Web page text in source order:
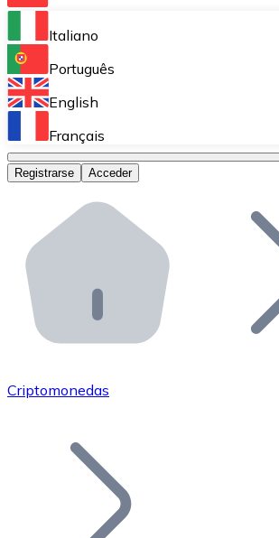
Bitnovo Ramp
Integra nuestra solución en tu
Bitnovo Giftcards
Bitnovo OTC
Bitnovo ATM
Integra un ATM Bitnovo en tu
Bitnovo API
Integra nuestra API en tu
Únete a nuestra red de distribuidores.
Añade tu proyecto a nuestro
Italiano
Português
English
Français
Registrarse Acceder
Criptomonedas